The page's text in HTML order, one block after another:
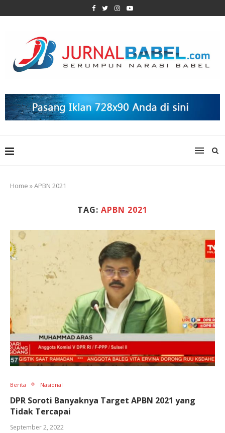
Home »APBN 2021
TAG: APBN 2021
Berita Nasional
DPR Soroti Banyaknya Target APBN 2021 yang
Tidak Tercapai
September 2, 2022